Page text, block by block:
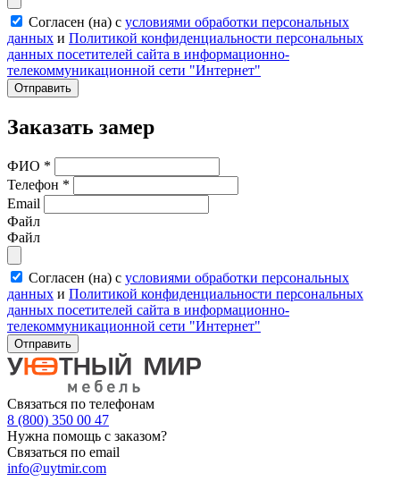
Согласен (на) с условиями обработки персональных
данных и Политикой конфиденциальности персональных
данных посетителей сайта в информационно-
телекоммуникационной сети "Интернет"
Отправить
Заказать замер
ФИО *
Телефон *
Email
Файл
Файл
Согласен (на) с условиями обработки персональных
данных и Политикой конфиденциальности персональных
данных посетителей сайта в информационно-
телекоммуникационной сети "Интернет"
Отправить
Связаться по телефонам
8 (800) 350 00 47
Нужна помощь с заказом?
Связаться по email
info@uytmir.com